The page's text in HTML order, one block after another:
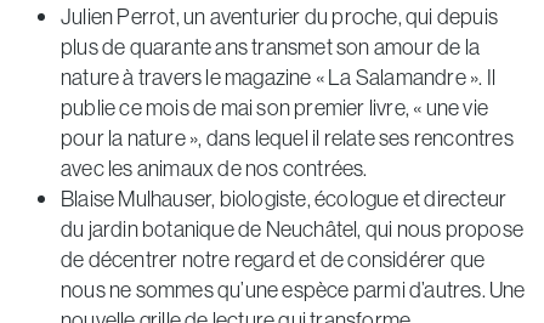
Julien Perrot, un aventurier du proche, qui depuis
plus de quarante ans transmet son amour de la
nature à travers le magazine « La Salamandre ». Il
publie ce mois de mai son premier livre, « une vie
pour la nature », dans lequel il relate ses rencontres
avec les animaux de nos contrées.
Blaise Mulhauser, biologiste, écologue et directeur
du jardin botanique de Neuchâtel, qui nous propose
de décentrer notre regard et de considérer que
nous ne sommes qu’une espèce parmi d’autres. Une